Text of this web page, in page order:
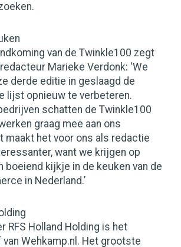
van de Twinkle100 zegt
Marieke Verdonk: ‘We
derde editie in geslaagd de
lijst opnieuw te verbeteren.
schatten de Twinkle100
graag mee aan ons
maakt het voor ons als redactie
want we krijgen op
boeiend kijkje in de keuken van de
in Nederland.’
RFS Holland Holding is het
Wehkamp.nl. Het grootste